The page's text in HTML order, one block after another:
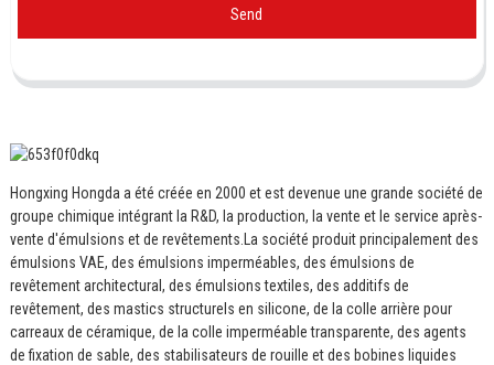
Send
Hongxing Hongda a été créée en 2000 et est devenue une grande société de
groupe chimique intégrant la R&D, la production, la vente et le service après-
vente d'émulsions et de revêtements.
La société produit principalement des
émulsions VAE, des émulsions imperméables, des émulsions de
revêtement architectural, des émulsions textiles, des additifs de
revêtement, des mastics structurels en silicone, de la colle arrière pour
carreaux de céramique, de la colle imperméable transparente, des agents
de fixation de sable, des stabilisateurs de rouille et des bobines liquides